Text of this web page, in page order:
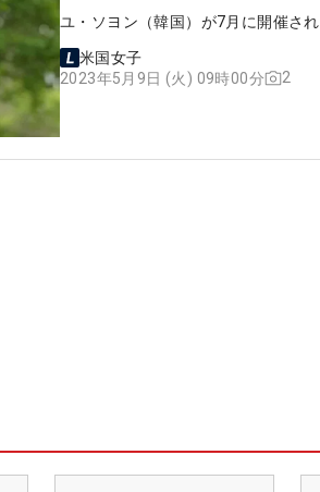
ユ・ソヨン（韓国）が7月に開催さ
米国女子
2023年5月9日 (火) 09時00分
2